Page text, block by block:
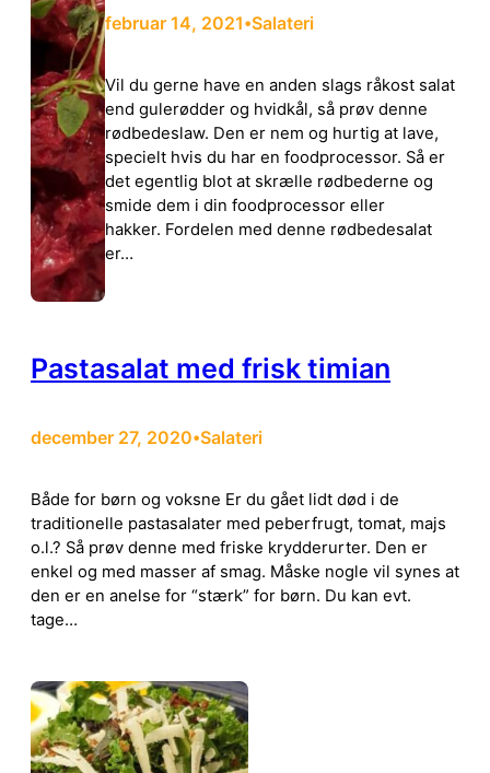
februar 14, 2021•Salateri
Vil du gerne have en anden slags råkost salat
end gulerødder og hvidkål, så prøv denne
rødbedeslaw. Den er nem og hurtig at lave,
specielt hvis du har en foodprocessor. Så er
det egentlig blot at skrælle rødbederne og
smide dem i din foodprocessor eller
hakker. Fordelen med denne rødbedesalat
er…
Pastasalat med frisk timian
december 27, 2020•Salateri
Både for børn og voksne Er du gået lidt død i de
traditionelle pastasalater med peberfrugt, tomat, majs
o.l.? Så prøv denne med friske krydderurter. Den er
enkel og med masser af smag. Måske nogle vil synes at
den er en anelse for “stærk” for børn. Du kan evt.
tage…